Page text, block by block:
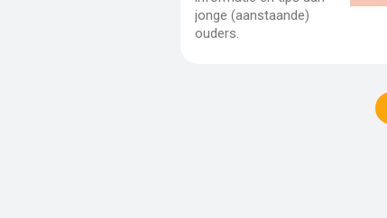
jonge (aanstaande)
ouders.